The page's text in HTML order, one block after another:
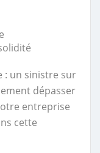
: un sinistre sur
dépasser
entreprise
cette